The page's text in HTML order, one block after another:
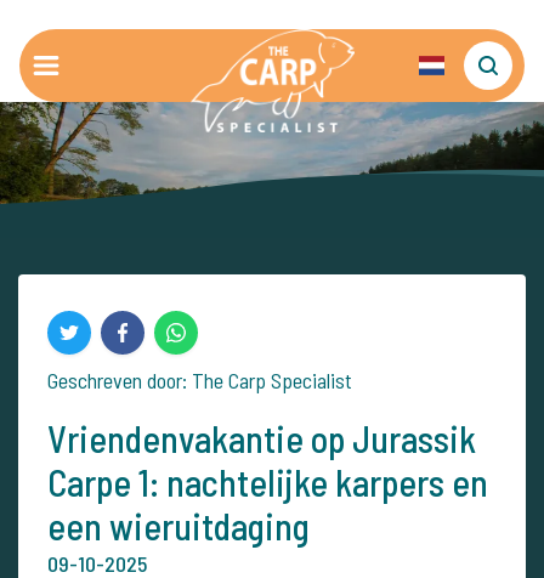
Geschreven door: The Carp Specialist
Vriendenvakantie op Jurassik
Carpe 1: nachtelijke karpers en
een wieruitdaging
09-10-2025